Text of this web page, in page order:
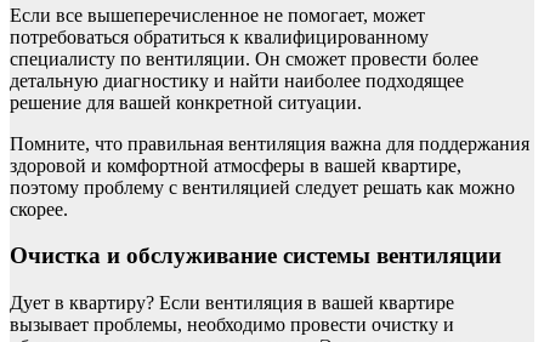
Если все вышеперечисленное не помогает, может
потребоваться обратиться к квалифицированному
специалисту по вентиляции. Он сможет провести более
детальную диагностику и найти наиболее подходящее
решение для вашей конкретной ситуации.
Помните, что правильная вентиляция важна для поддержания
здоровой и комфортной атмосферы в вашей квартире,
поэтому проблему с вентиляцией следует решать как можно
скорее.
Очистка и обслуживание системы вентиляции
Дует в квартиру? Если вентиляция в вашей квартире
вызывает проблемы, необходимо провести очистку и